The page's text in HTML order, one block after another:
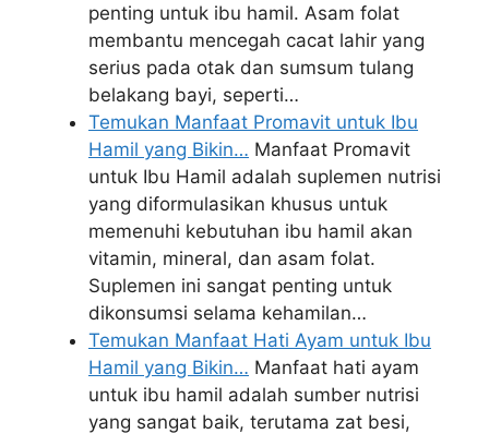
penting untuk ibu hamil. Asam folat
membantu mencegah cacat lahir yang
serius pada otak dan sumsum tulang
belakang bayi, seperti…
Temukan Manfaat Promavit untuk Ibu
Hamil yang Bikin… Manfaat Promavit
untuk Ibu Hamil adalah suplemen nutrisi
yang diformulasikan khusus untuk
memenuhi kebutuhan ibu hamil akan
vitamin, mineral, dan asam folat.
Suplemen ini sangat penting untuk
dikonsumsi selama kehamilan…
Temukan Manfaat Hati Ayam untuk Ibu
Hamil yang Bikin… Manfaat hati ayam
untuk ibu hamil adalah sumber nutrisi
yang sangat baik, terutama zat besi,